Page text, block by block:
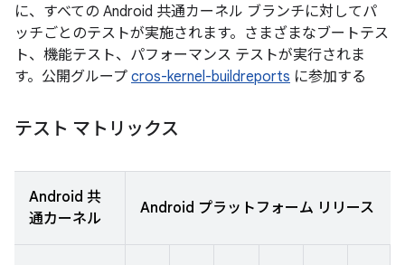
に、すべての Android 共通カーネル ブランチに対してパ
ッチごとのテストが実施されます。さまざまなブートテス
ト、機能テスト、パフォーマンス テストが実行されま
す。公開グループ cros-kernel-buildreports に参加する
テスト マトリックス
Android 共
通カーネル
Android プラットフォーム リリース